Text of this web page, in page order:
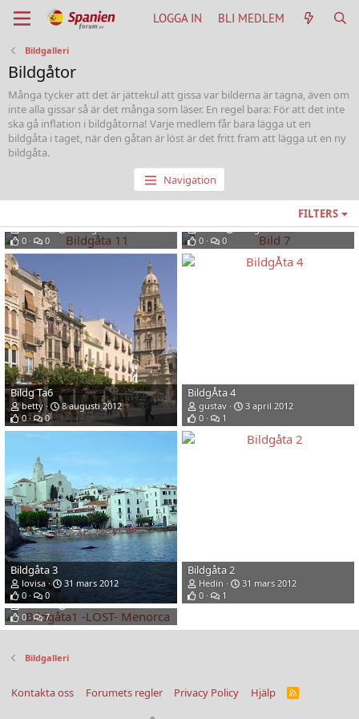
LOGGA IN BLI MEDLEM
Bildgalleri
Bildgåtor
Många tycker att det är jättekul att gissa var bilderna är tagna, även om
inte alla gissar så är det många som läser. En regel bara: För att det inte
ska gå inflation i bildgåtorna! Varje medlem får bara lägga ut en
bildgåta i taget, när den gåtan är löst är det fritt fram att lägga ut en ny
bildgåta.
Navigation
FILTERS
Patrick
26 augusti 2012
0
0
Vera
9 augusti 2012
0
0
Bildg Ta6
betty
8 augusti 2012
0
0
BildgÅta 4
gustav
3 april 2012
0
1
Bildgåta 3
lovisa
31 mars 2012
0
0
Bildgåta 2
Hedin
31 mars 2012
0
1
Bildgåta1 -LÖST- Menorca
Patrick
30 oktober 2009
0
7
Bildgalleri
Kontakta oss Forumets regler Privacy Policy Hjälp
R